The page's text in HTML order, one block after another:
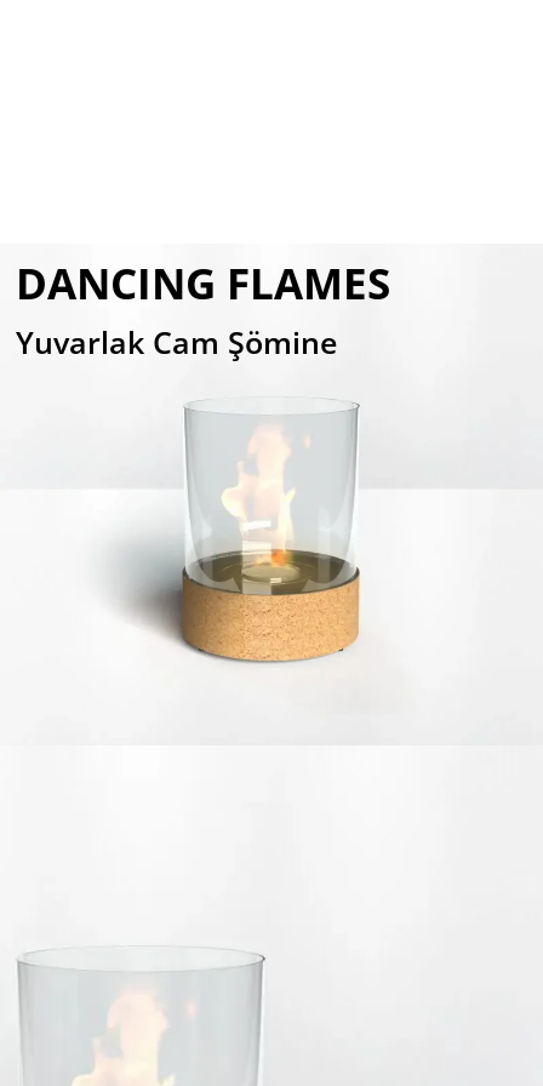
DANCING FLAMES
Yuvarlak Cam Şömine